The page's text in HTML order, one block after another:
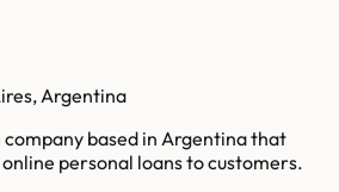
Argentina
based in Argentina that
personal loans to customers.